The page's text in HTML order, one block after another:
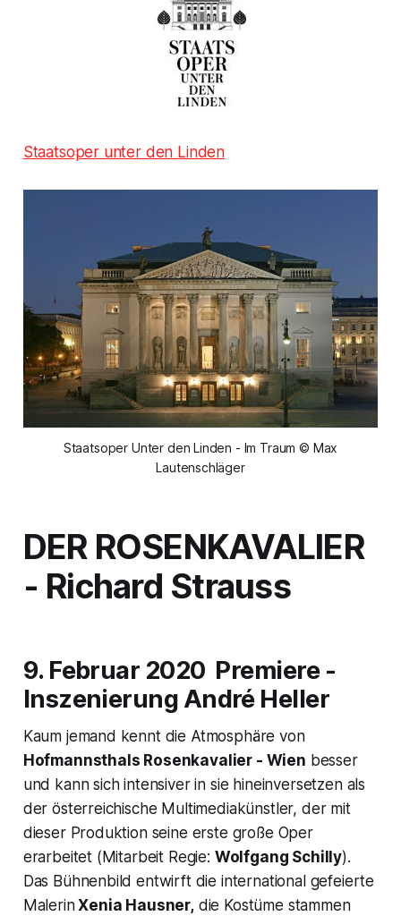
Staatsoper unter den Linden
Staatsoper Unter den Linden - Im Traum © Max
Lautenschläger
DER ROSENKAVALIER
- Richard Strauss
9. Februar 2020 Premiere -
Inszenierung André Heller
Kaum jemand kennt die Atmosphäre von
Hofmannsthals Rosenkavalier - Wien besser
und kann sich intensiver in sie hineinversetzen als
der österreichische Multimediakünstler, der mit
dieser Produktion seine erste große Oper
erarbeitet (Mitarbeit Regie: Wolfgang Schilly).
Das Bühnenbild entwirft die international gefeierte
MalerinXenia Hausner,die Kostüme stammen